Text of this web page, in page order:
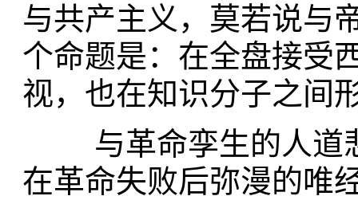
与共产主义，莫若说与
个命题是：在全盘接受
视，也在知识分子之间
与革命孪生的人道悲
在革命失败后弥漫的唯